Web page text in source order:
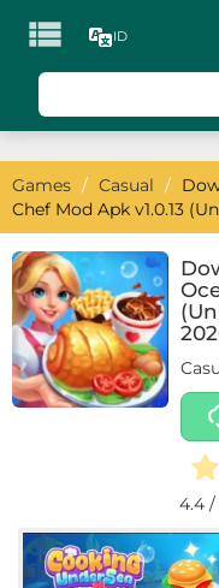
 ID
Games
Action
Arcade
Board
Card
Educational
Games / Casual /
Chef Mod Apk v1.0.13
4.4 /